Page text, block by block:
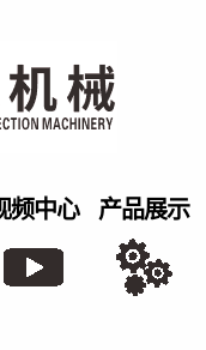
频中心 产品展示